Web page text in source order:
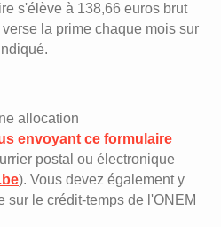
s'élève à 138,66 euros brut
la prime chaque mois sur
allocation
envoyant ce formulaire
postal ou électronique
). Vous devez également y
sur le crédit-temps de l'ONEM
pour les
118.3)
en cas de
118)
d'enfants
en cas de
du
d'enfants
d'enfants